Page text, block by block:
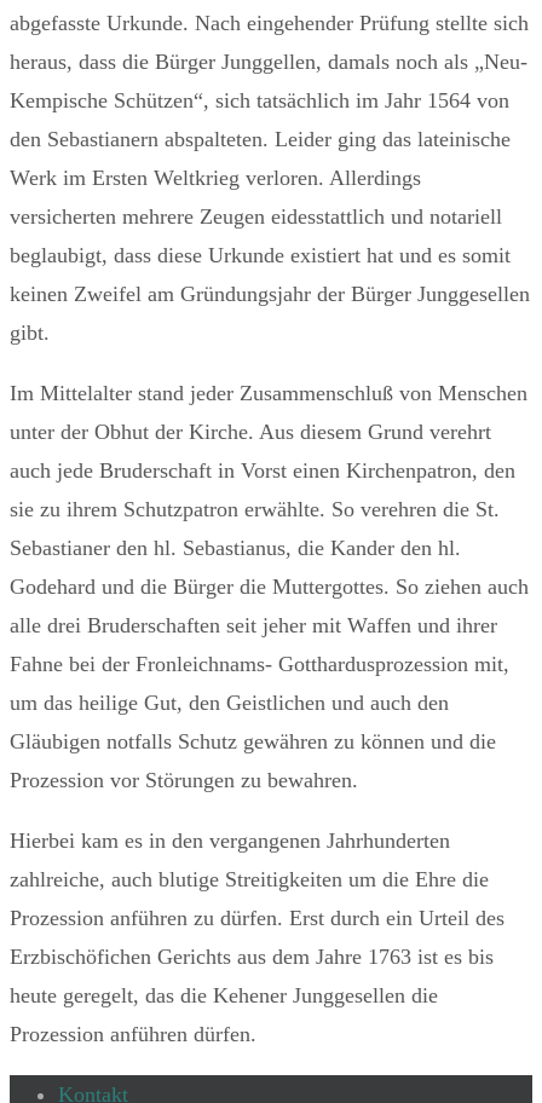
abgefasste Urkunde. Nach eingehender Prüfung stellte sich
heraus, dass die Bürger Junggellen, damals noch als „Neu-
Kempische Schützen“, sich tatsächlich im Jahr 1564 von
den Sebastianern abspalteten. Leider ging das lateinische
Werk im Ersten Weltkrieg verloren. Allerdings
versicherten mehrere Zeugen eidesstattlich und notariell
beglaubigt, dass diese Urkunde existiert hat und es somit
keinen Zweifel am Gründungsjahr der Bürger Junggesellen
gibt.
Im Mittelalter stand jeder Zusammenschluß von Menschen
unter der Obhut der Kirche. Aus diesem Grund verehrt
auch jede Bruderschaft in Vorst einen Kirchenpatron, den
sie zu ihrem Schutzpatron erwählte. So verehren die St.
Sebastianer den hl. Sebastianus, die Kander den hl.
Godehard und die Bürger die Muttergottes. So ziehen auch
alle drei Bruderschaften seit jeher mit Waffen und ihrer
Fahne bei der Fronleichnams- Gotthardusprozession mit,
um das heilige Gut, den Geistlichen und auch den
Gläubigen notfalls Schutz gewähren zu können und die
Prozession vor Störungen zu bewahren.
Hierbei kam es in den vergangenen Jahrhunderten
zahlreiche, auch blutige Streitigkeiten um die Ehre die
Prozession anführen zu dürfen. Erst durch ein Urteil des
Erzbischöfichen Gerichts aus dem Jahre 1763 ist es bis
heute geregelt, das die Kehener Junggesellen die
Prozession anführen dürfen.
Kontakt